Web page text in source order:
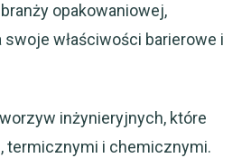
opakowaniowej,
właściwości barierowe i
inżynieryjnych, które
termicznymi i chemicznymi.